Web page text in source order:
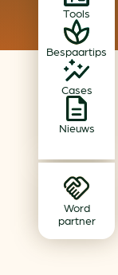
Tools
Bespaartips
Cases
Nieuws
Word
partner